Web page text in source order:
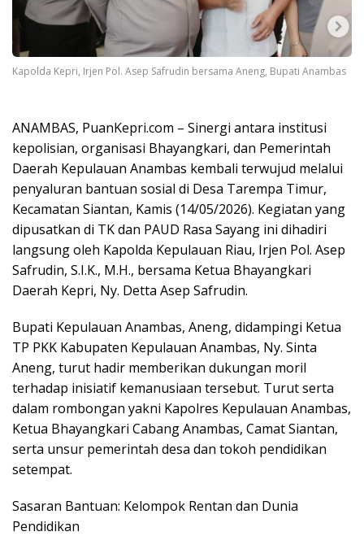
Kapolda Kepri, Irjen Pol. Asep Safrudin bersama Aneng, Bupati Anambas
ANAMBAS, PuanKepri.com – Sinergi antara institusi
kepolisian, organisasi Bhayangkari, dan Pemerintah
Daerah Kepulauan Anambas kembali terwujud melalui
penyaluran bantuan sosial di Desa Tarempa Timur,
Kecamatan Siantan, Kamis (14/05/2026). Kegiatan yang
dipusatkan di TK dan PAUD Rasa Sayang ini dihadiri
langsung oleh Kapolda Kepulauan Riau, Irjen Pol. Asep
Safrudin, S.I.K., M.H., bersama Ketua Bhayangkari
Daerah Kepri, Ny. Detta Asep Safrudin.
Bupati Kepulauan Anambas, Aneng, didampingi Ketua
TP PKK Kabupaten Kepulauan Anambas, Ny. Sinta
Aneng, turut hadir memberikan dukungan moril
terhadap inisiatif kemanusiaan tersebut. Turut serta
dalam rombongan yakni Kapolres Kepulauan Anambas,
Ketua Bhayangkari Cabang Anambas, Camat Siantan,
serta unsur pemerintah desa dan tokoh pendidikan
setempat.
Sasaran Bantuan: Kelompok Rentan dan Dunia
Pendidikan